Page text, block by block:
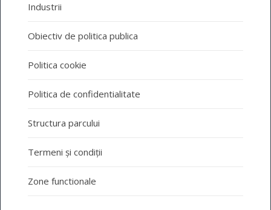
Industrii
Obiectiv de politica publica
Politica cookie
Politica de confidentialitate
Structura parcului
Termeni și condiții
Zone functionale